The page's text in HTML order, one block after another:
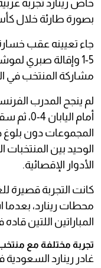
خاض رينارد تجربة
بصورة طارئة خلال كأس
جاء تعيينه عقب
5-1 وإقالة صبري
مشاركة المنتخب في
لم ينجح المدرب
أمام
الوحيد بين المنتخبات
الأدوار الإقصائية.
كانت التجربة قصيرة
محطات رينارد،
المباراتين اللتين
تجربة مختلفة مع
غادر رينارد السعودية